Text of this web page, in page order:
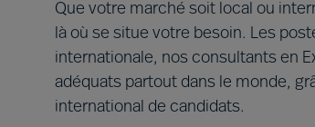
Que votre marché soit local ou
là où se situe votre besoin. Les
internationale, nos consultants en
adéquats partout dans le monde,
international de candidats.